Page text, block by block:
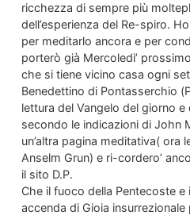
ricchezza di sempre più
dell’esperienza del Re-spiro.
per meditarlo ancora e per
porterò già Mercoledi’
che si tiene vicino casa ogni
Benedettino di Pontasserchio
lettura del Vangelo del giorno
secondo le indicazioni di John
un’altra pagina meditativa( ora
Anselm Grun) e ri-cordero’
il sito D.P.
Che il fuoco della Pentecoste e
accenda di Gioia